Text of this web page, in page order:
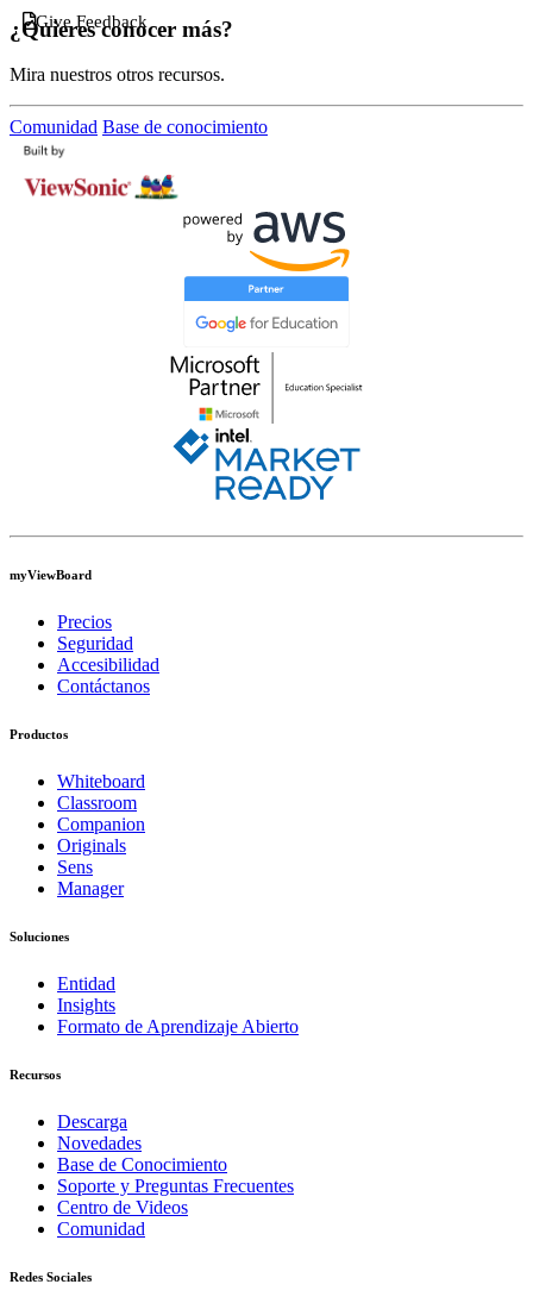
Give Feedback
¿Quieres conocer más?
Mira nuestros otros recursos.
Comunidad Base de conocimiento
myViewBoard
Precios
Seguridad
Accesibilidad
Contáctanos
Productos
Whiteboard
Classroom
Companion
Originals
Sens
Manager
Soluciones
Entidad
Insights
Formato de Aprendizaje Abierto
Recursos
Descarga
Novedades
Base de Conocimiento
Soporte y Preguntas Frecuentes
Centro de Videos
Comunidad
Redes Sociales